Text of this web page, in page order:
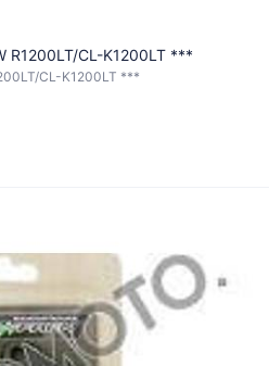
R1200LT/CL-K1200LT ***
CL-K1200LT ***